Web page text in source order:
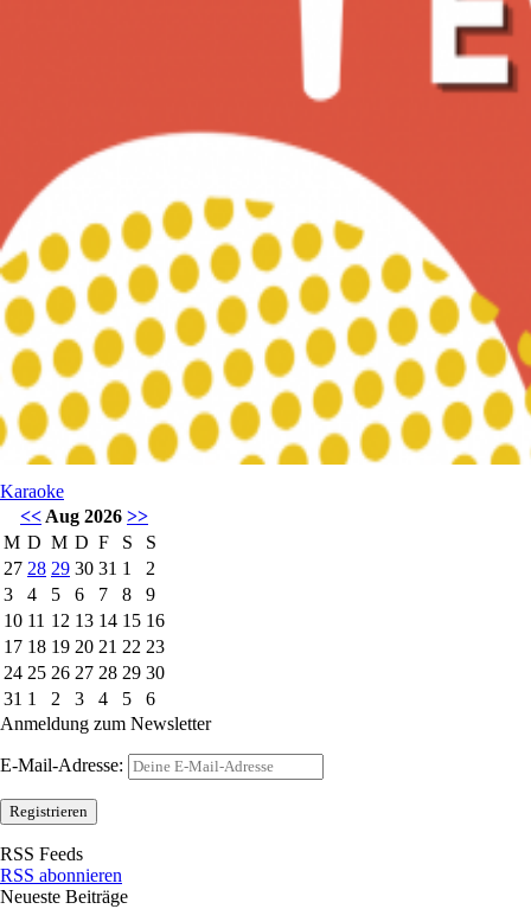
Karaoke
<< Aug 2026 >>
M D M D F S
S
27 28 29 30 31 1
2
3
4 5 6 7 8
9
10 11 12 13 14 15 16
17 18 19 20 21 22 23
24 25 26 27 28 29 30
31 1 2 3 4 5
6
Anmeldung zum Newsletter
E-Mail-Adresse:
RSS Feeds
RSS abonnieren
Neueste Beiträge